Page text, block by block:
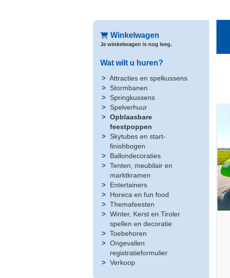
Winkelwagen
Je winkelwagen is nog leeg.
Wat wilt u huren?
Attracties en spelkussens
Stormbanen
Springkussens
Spelverhuur
Opblaasbare
feestpoppen
Skytubes en start-
finishbogen
Ballondecoraties
Tenten, meubilair en
marktkramen
Entertainers
Horeca en fun food
Themafeesten
Winter, Kerst en Tiroler
spellen en decoratie
Toebehoren
Ongevallen
registratieformulier
Verkoop